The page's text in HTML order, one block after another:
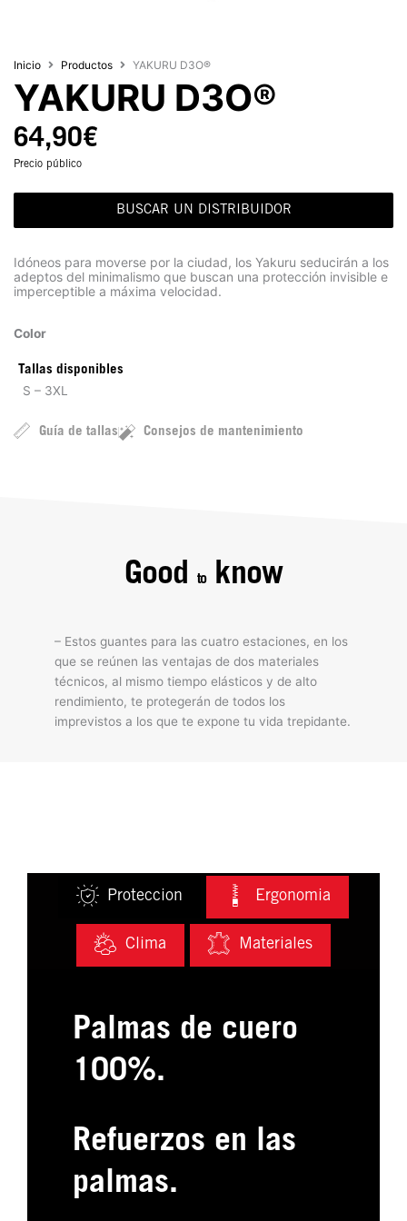
Inicio Productos YAKURU D3O®
YAKURU D3O®
64,90€
Precio público
BUSCAR UN DISTRIBUIDOR
Idóneos para moverse por la ciudad, los Yakuru seducirán a los
adeptos del minimalismo que buscan una protección invisible e
imperceptible a máxima velocidad.
Color
Tallas disponibles
S – 3XL
Guía de tallas Consejos de mantenimiento
Good toknow
– Estos guantes para las cuatro estaciones, en los
que se reúnen las ventajas de dos materiales
técnicos, al mismo tiempo elásticos y de alto
rendimiento, te protegerán de todos los
imprevistos a los que te expone tu vida trepidante.
Proteccion Ergonomia
Clima Materiales
Palmas de cuero
100%.
Refuerzos en las
palmas.